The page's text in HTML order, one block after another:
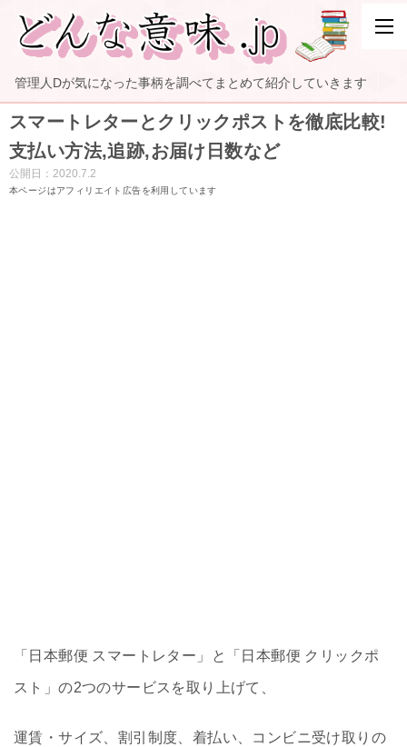
管理人Dが気になった事柄を調べてまとめて紹介していきます
スマートレターとクリックポストを徹底比較!
支払い方法,追跡,お届け日数など
公開日： 2020.7.2
本ページはアフィリエイト広告を利用しています
「日本郵便 スマートレター」と「日本郵便 クリックポ
スト」の2つのサービスを取り上げて、
運賃・サイズ、割引制度、着払い、コンビニ受け取りの